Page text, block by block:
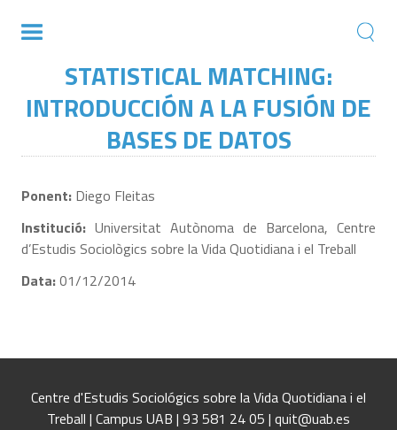
STATISTICAL MATCHING:
INTRODUCCIÓN A LA FUSIÓN DE
BASES DE DATOS
Ponent: Diego Fleitas
Institució: Universitat Autònoma de Barcelona, Centre
d’Estudis Sociològics sobre la Vida Quotidiana i el Treball
Data:01/12/2014
Centre d'Estudis Sociológics sobre la Vida Quotidiana i el
Treball | Campus UAB | 93 581 24 05 | quit@uab.es